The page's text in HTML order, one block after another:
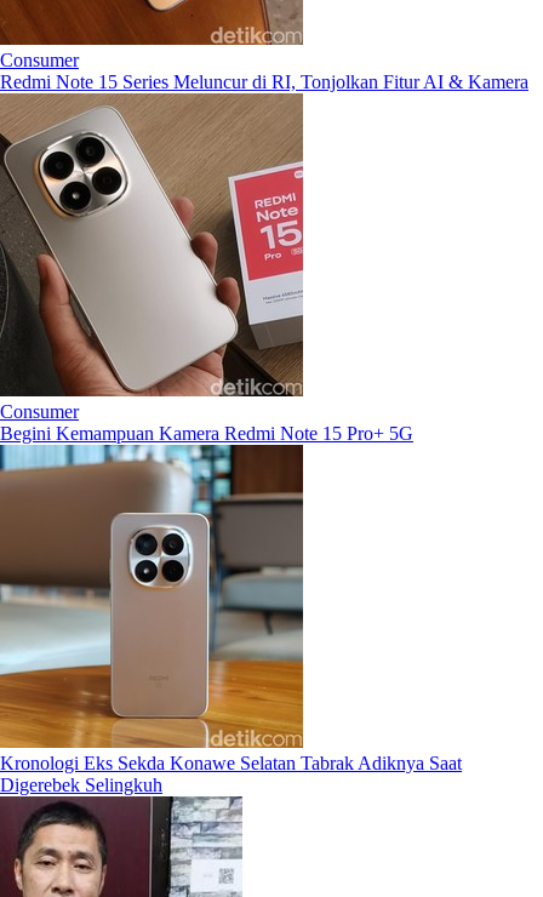
Consumer
Redmi Note 15 Series Meluncur di RI, Tonjolkan Fitur AI & Kamera
Consumer
Begini Kemampuan Kamera Redmi Note 15 Pro+ 5G
Kronologi Eks Sekda Konawe Selatan Tabrak Adiknya Saat
Digerebek Selingkuh